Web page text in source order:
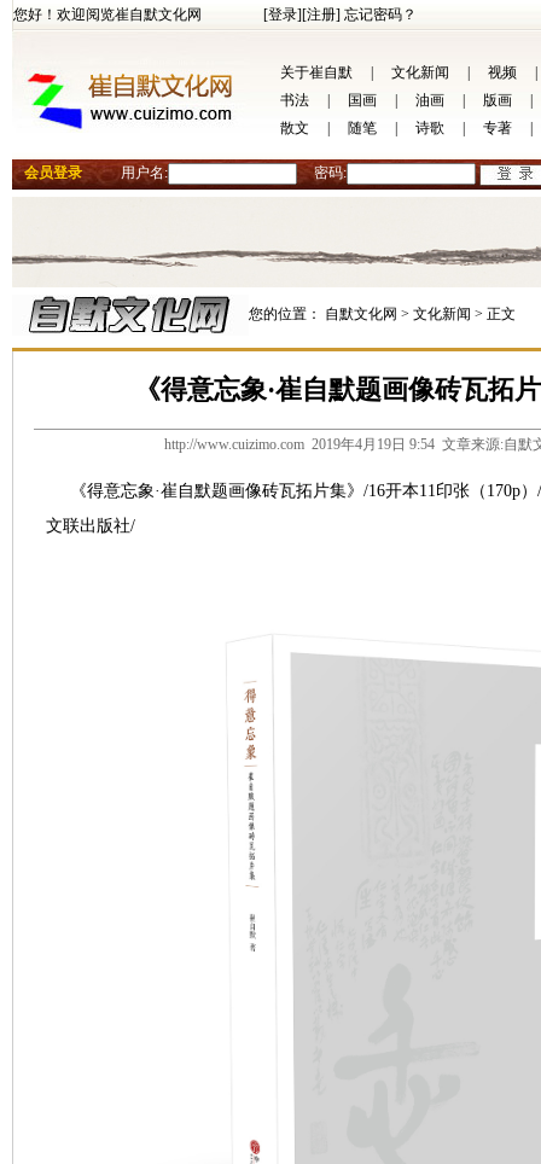
您好！欢迎阅览崔自默文化网 [登录][注册] 忘记密码？
关于崔自默 文化新闻 视频
书法
国画 油画 版画
散文
随笔 诗歌 专著
会员登录 用户名: 密码:
您的位置： 自默文化网 > 文化新闻 > 正文
《得意忘象·崔自默题画像砖瓦拓
http://www.cuizimo.com 2019年4月19日 9:54 文章来源:自
《得意忘象·崔自默题画像砖瓦拓片集》/16开本11印张（170p
文联出版社/